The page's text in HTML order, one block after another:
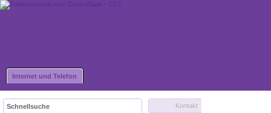
Internet und Telefon
Schnellsuche Kontakt